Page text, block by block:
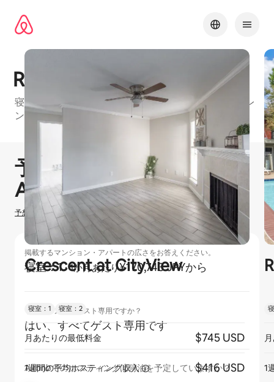
Rockridge Commons
寝室：1のお部屋がある、Houston MetroのAirbnbフレ
ンドリーマンション・アパートの建物
1 / 17
予想ホスティング収⁠入
0
Airbnbでのホ⁠ス⁠テ⁠ィ⁠ン⁠グ
予想ホスティング収入の計算方法を確認する
掲載するマンション・アパートの広さをお答えください。
寝室：1·1か月あたり¥170,743 JPYから
リスティングはゲスト専用ですか？
はい、すべてゲスト専用です
Airbnbでのホスティングは何泊を予定していますか？
Crescent at CityView
寝室：1 寝室：2
月あたりの最低料金 $745 USD
1週間の平均ホスティング収入 $416 USD 1